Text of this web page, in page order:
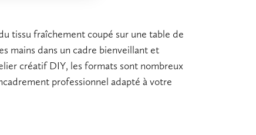
tissu fraîchement coupé sur une table de
mains dans un cadre bienveillant et
créatif DIY, les formats sont nombreux
professionnel adapté à votre